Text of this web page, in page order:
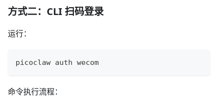
方式二：CLI 扫码登录
运行：
picoclaw auth wecom
命令执行流程：